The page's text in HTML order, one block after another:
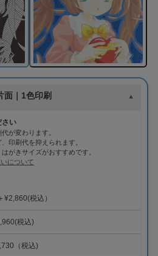
面｜1色印刷
さい
が変わります。
印刷代を抑えられます。
がきサイズがおすすめです。
について
¥2,860(税込）
税込)
（税込)